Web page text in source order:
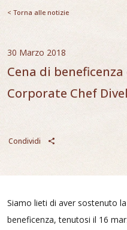
< Torna alle notizie
30 Marzo 2018
Cena di
Corporate Chef
Condividi
Siamo lieti di aver sostenuto
beneficenza, tenutosi il 16